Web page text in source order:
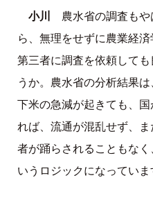
小川
農水省の調査もや
ら、無理をせずに農業経
第三者に調査を依頼して
うか。農水省の分析結果
下米の急減が起きても、
れば、流通が混乱せず、
者が踊らされることもな
いうロジックになっていま